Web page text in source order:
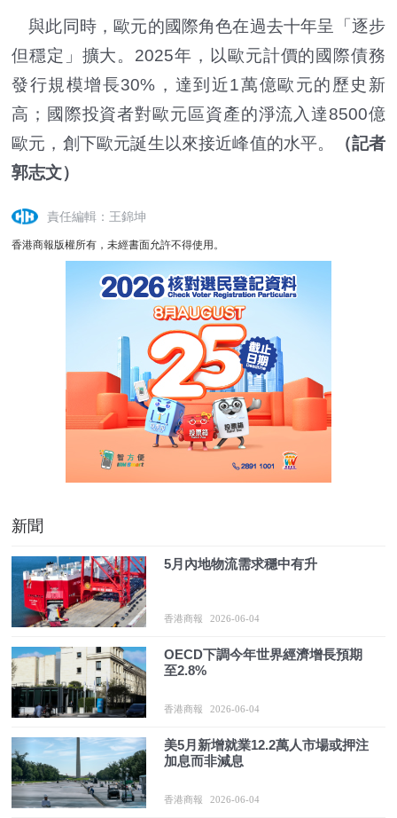
與此同時，歐元的國際角色在過去十年呈「逐步
但穩定」擴大。2025年，以歐元計價的國際債務
發行規模增長30%，達到近1萬億歐元的歷史新
高；國際投資者對歐元區資產的淨流入達8500億
歐元，創下歐元誕生以來接近峰值的水平。
（記者
郭志文）
責任編輯：王錦坤
香港商報版權所有，未經書面允許不得使用。
新聞
5月內地物流需求穩中有升
香港商報 2026-06-04
OECD下調今年世界經濟增長預期
至2.8%
香港商報 2026-06-04
美5月新增就業12.2萬人市場或押注
加息而非減息
香港商報 2026-06-04